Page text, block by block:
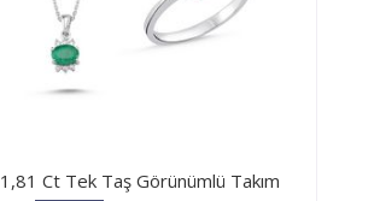
1,81 Ct Tek Taş Görünümlü Takım